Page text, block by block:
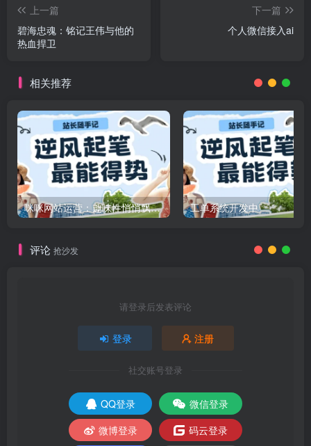
上一篇
碧海忠魂：铭记王伟与他的
热血捍卫
下一篇
个人微信接入ai
相关推荐
咪咪网站运营：趣味性悄悄飘起的成功风头 工单系统开发中
评论 抢沙发
请登录后发表评论
登录 注册
社交账号登录
QQ登录
微信登录
微博登录
码云登录